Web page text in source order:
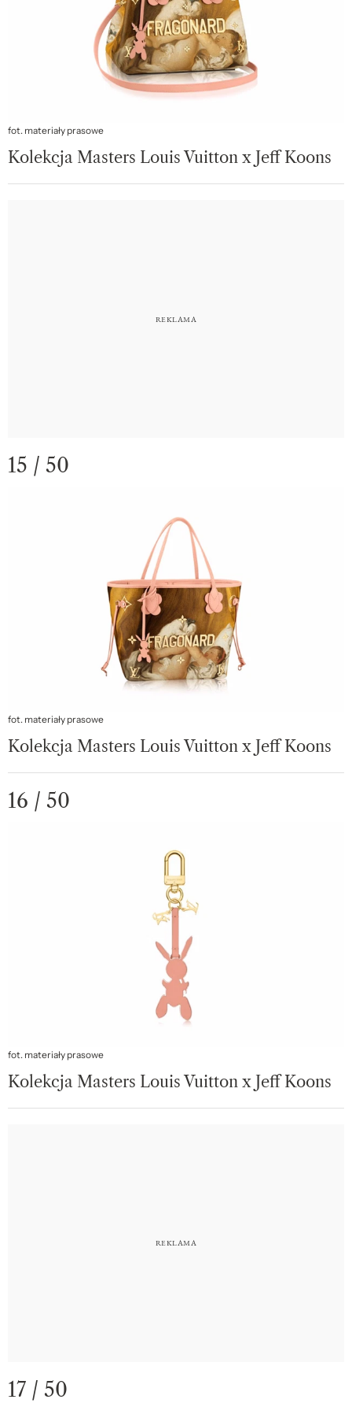
fot. materiały prasowe
Kolekcja Masters Louis Vuitton x Jeff Koons
15 / 50
fot. materiały prasowe
Kolekcja Masters Louis Vuitton x Jeff Koons
16 / 50
fot. materiały prasowe
Kolekcja Masters Louis Vuitton x Jeff Koons
17 / 50